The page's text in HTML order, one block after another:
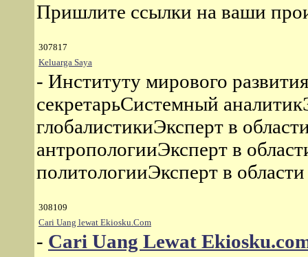
Пришлите ссылки на ваши
307817
Keluarga Saya
- Институту мирового
секретарьСистемный
глобалистикиЭксперт в
антропологииЭксперт в
политологииЭксперт в
308109
Cari Uang lewat Ekiosku.Com
- Cari Uang Lewat